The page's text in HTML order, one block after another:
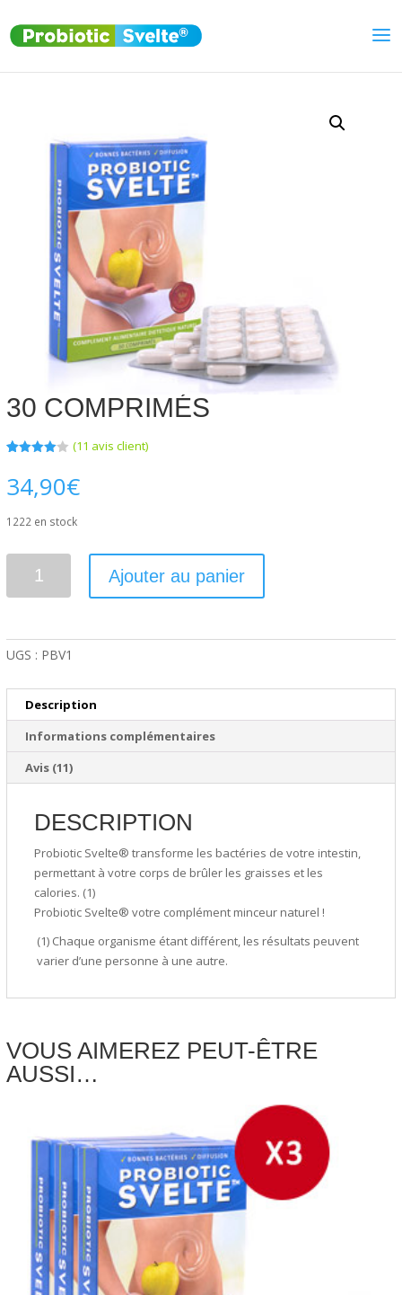
30 COMPRIMÉS
5 basé
sur
s client
(11 avis client)
34,90€
1222 en stock
30
Ajouter au panier
UGS : PBV1
Description
Informations complémentaires
Avis (11)
DESCRIPTION
Probiotic Svelte® transforme les bactéries de votre intestin,
permettant à votre corps de brûler les graisses et les
calories. (1)
Probiotic Svelte® votre complément minceur naturel !
(1) Chaque organisme étant différent, les résultats peuvent
varier d’une personne à une autre.
VOUS AIMEREZ PEUT-ÊTRE
AUSSI…